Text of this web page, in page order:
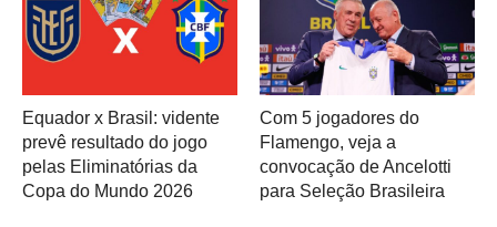
Equador x Brasil: vidente
prevê resultado do jogo
pelas Eliminatórias da
Copa do Mundo 2026
Com 5 jogadores do
Flamengo, veja a
convocação de Ancelotti
para Seleção Brasileira